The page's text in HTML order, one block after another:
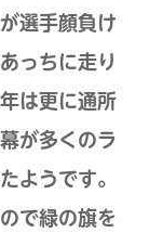
選手顔負け
っちに走り
は更に通所
が多くのラ
ようです。
で緑の旗を